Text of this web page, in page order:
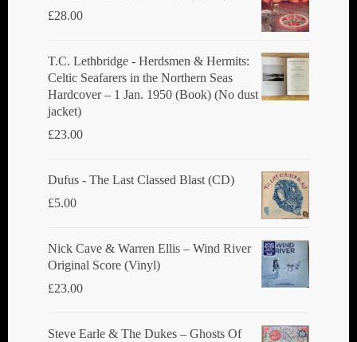
£28.00
T.C. Lethbridge - Herdsmen & Hermits:
Celtic Seafarers in the Northern Seas
Hardcover – 1 Jan. 1950 (Book) (No dust
jacket)
£23.00
Dufus - The Last Classed Blast (CD)
£5.00
Nick Cave & Warren Ellis ‎– Wind River
Original Score (Vinyl)
£23.00
Steve Earle & The Dukes ‎– Ghosts Of